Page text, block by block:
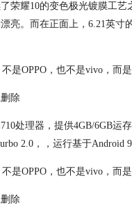
荣耀10的变色极光镀膜工
亮。而在正面上，6.21英寸
除
处理器，提供4GB/6GB运
2.0，，运行基于Android
除